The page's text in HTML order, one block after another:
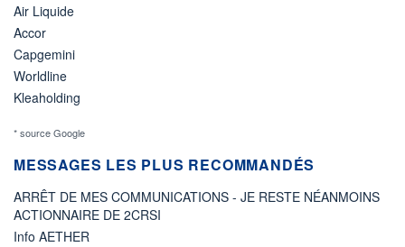
Air Liquide
Accor
Capgemini
Worldline
Kleaholding
* source Google
MESSAGES LES PLUS RECOMMANDÉS
ARRÊT DE MES COMMUNICATIONS - JE RESTE NÉANMOINS
ACTIONNAIRE DE 2CRSI
Info AETHER